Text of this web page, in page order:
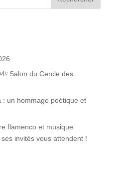
Salon du Cercle des
: un hommage poétique et
flamenco et musique
invités vous attendent !